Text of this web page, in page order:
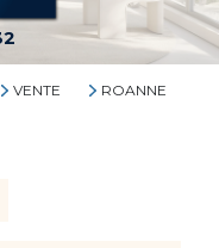
VENTE
ROANNE